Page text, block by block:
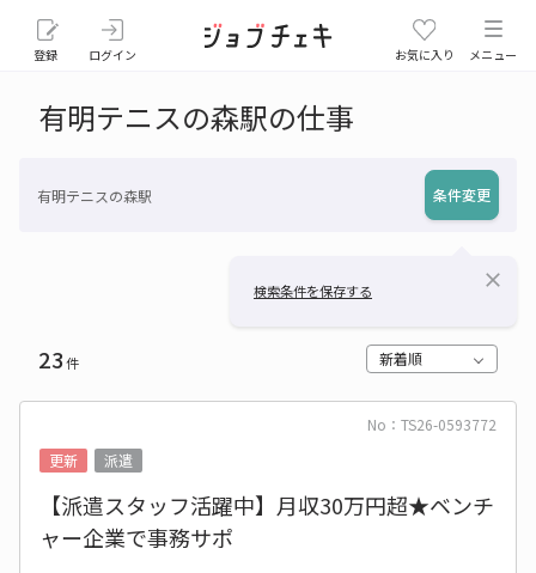
登録 ログイン お気に入り メニュー
有明テニスの森駅の仕事
有明テニスの森駅 条件変更
検索条件を保存する close
23件 新着順
No：TS26-0593772
更新
派遣
【派遣スタッフ活躍中】月収30万円超★ベンチ
ャー企業で事務サポ